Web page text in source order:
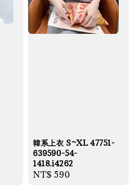
韓系上衣 S~XL 47751-
639590-54-
1418.i4262
Regular
NT$ 590